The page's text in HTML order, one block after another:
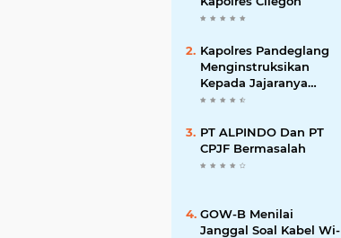
Kapolres Pandeglang
Menginstruksikan
Kepada Jajaranya
Memberantas
PT ALPINDO Dan PT
CPJF Bermasalah
GOW-B Menilai
Janggal Soal Kabel Wi-